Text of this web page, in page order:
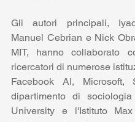
Gli autori principali,
Manuel Cebrian e Nick
MIT, hanno collaborato
ricercatori di numerose
Facebook AI, Microsoft,
dipartimento di
University e l'Istituto